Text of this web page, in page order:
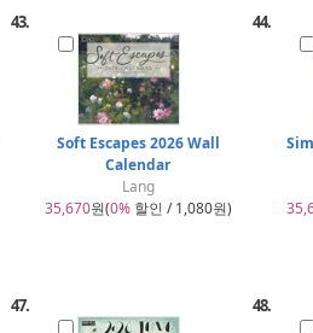
43.
Soft Escapes 2026 Wall
Calendar
Lang
35,670원(0%할인 / 1,080원)
44.
47. 48.